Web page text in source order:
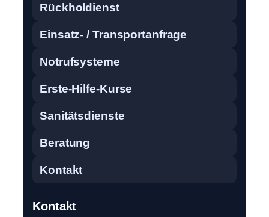
Rückholdienst
Einsatz- / Transportanfrage
Notrufsysteme
Erste-Hilfe-Kurse
Sanitätsdienste
Beratung
Kontakt
Kontakt